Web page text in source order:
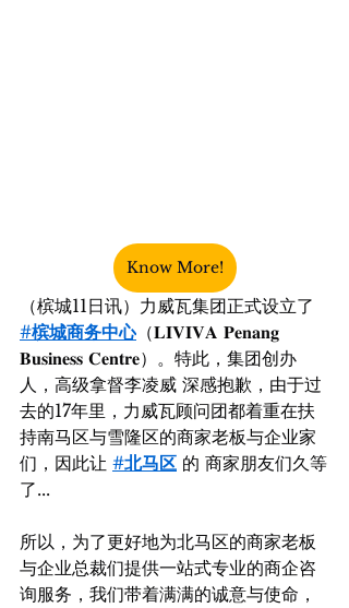
Know More!
（槟城11日讯）力威瓦集团正式设立了
#槟城商务中心 （𝐋𝐈𝐕𝐈𝐕𝐀 𝐏𝐞𝐧𝐚𝐧𝐠
𝐁𝐮𝐬𝐢𝐧𝐞𝐬𝐬 𝐂𝐞𝐧𝐭𝐫𝐞）。特此，集团创办
人，高级拿督李凌威 深感抱歉，由于过
去的17年里，力威瓦顾问团都着重在扶
持南马区与雪隆区的商家老板与企业家
们，因此让 #北马区 的 商家朋友们久等
了...
所以，为了更好地为北马区的商家老板
与企业总裁们提供一站式专业的商企咨
询服务，我们带着满满的诚意与使命，